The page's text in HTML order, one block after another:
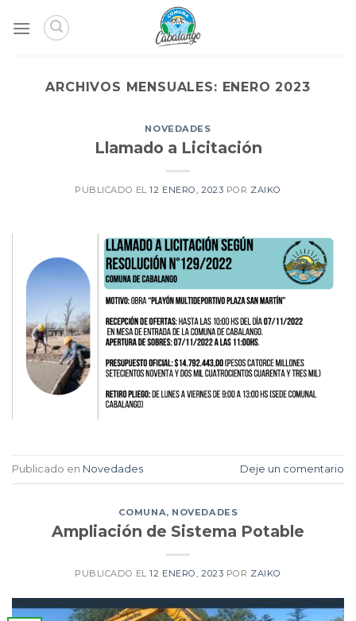
ARCHIVOS MENSUALES: ENERO 2023
NOVEDADES
Llamado a Licitación
PUBLICADO EL12 ENERO, 2023 POR ZAIKO
Publicado en Novedades Deje un comentario
COMUNA, NOVEDADES
Ampliación de Sistema Potable
PUBLICADO EL12 ENERO, 2023 POR ZAIKO